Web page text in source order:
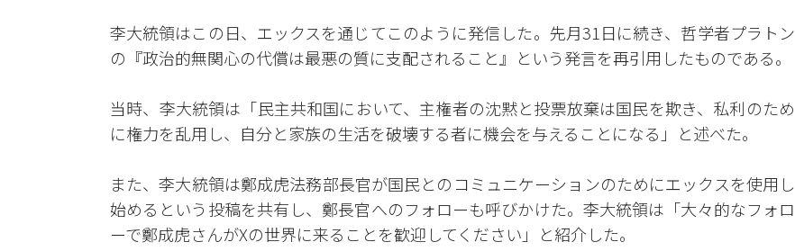
李大統領はこの日、エックスを通じてこのように発信した。先月31日に続き、哲学者プラトン
の『政治的無関心の代償は最悪の質に支配されること』という発言を再引用したものである。
当時、李大統領は「民主共和国において、主権者の沈黙と投票放棄は国民を欺き、私利のため
に権力を乱用し、自分と家族の生活を破壊する者に機会を与えることになる」と述べた。
また、李大統領は鄭成虎法務部長官が国民とのコミュニケーションのためにエックスを使用し
始めるという投稿を共有し、鄭長官へのフォローも呼びかけた。李大統領は「大々的なフォロ
ーで鄭成虎さんがXの世界に来ることを歓迎してください」と紹介した。